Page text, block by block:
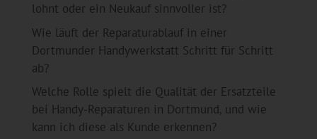
lohnt oder ein Neukauf sinnvoller ist?
Wie läuft der Reparaturablauf in einer
Dortmunder Handywerkstatt Schritt für Schritt
ab?
Welche Rolle spielt die Qualität der Ersatzteile
bei Handy-Reparaturen in Dortmund, und wie
kann ich diese als Kunde erkennen?